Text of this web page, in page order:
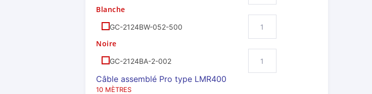
Blanche
GC-2124BW-052-500
Noire
GC-2124BA-2-002
Câble assemblé Pro type LMR400
10 MÈTRES